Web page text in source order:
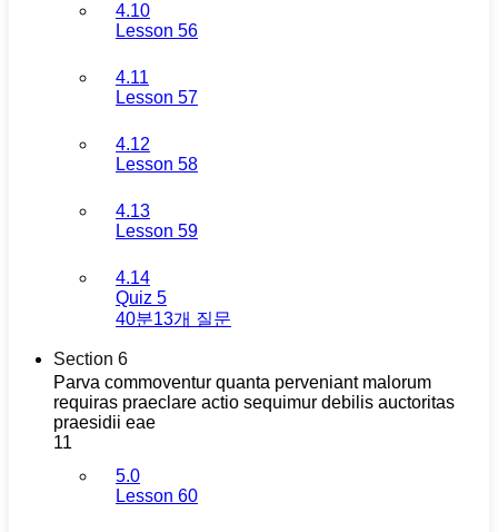
4.10
Lesson 56
4.11
Lesson 57
4.12
Lesson 58
4.13
Lesson 59
4.14
Quiz 5
40분13개 질문
Section 6
Parva commoventur quanta perveniant malorum
requiras praeclare actio sequimur debilis auctoritas
praesidii eae
11
5.0
Lesson 60